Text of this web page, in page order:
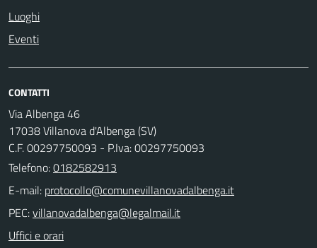
Luoghi
Eventi
CONTATTI
Via Albenga 46
17038 Villanova d'Albenga (SV)
C.F. 00297750093 - P.Iva: 00297750093
Telefono:0182582913
E-mail:
PEC:
Uffici e orari